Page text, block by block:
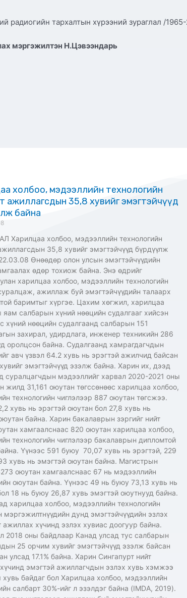
радиогийн тархалтын хүрээний зураглал /
мэргэжилтэн Н.Цэвээндарь
холбоо, мэдээллийн технологийн
ажиллагсдын 35,8 хувийг эмэгтэйчүүд
байна
Харилцаа холбоо, мэдээллийн технологийн
35,8 хувийг эмэгтэйчүүд бүрдүүлж
Өнөөдөр олон улсын эмэгтэйчүүдийн
өдөр тохиож байна. Энэ өдрийг
харилцаа холбоо, мэдээллийн технологийн
ажиллаж буй эмэгтэйчүүдийн талаарх
баримтыг хүргэе. Цахим хөгжил, харилцаа
яам салбарын хүний нөөцийн судалгааг хийсэн
хүний нөөцийн судалгаанд салбарын 151
захирал, удирдлага, инженер техникийн 286
оролцсон байна. Судалгаанд хамрагдагчдын
авч үзвэл 64.2 хувь нь эрэгтэй ажилчид байсан
эмэгтэйчүүд эзэлж байна. Харин их, дээд
суралцагчдын мэдээллийг харвал 2020-2021 оны
жилд 31,161 оюутан төгссөнөөс харилцаа холбоо,
технологийн чиглэлээр 887 оюутан төгсжээ.
хувь нь эрэгтэй оюутан бол 27,8 хувь нь
байна. Харин бакалаврын зэргийг нийт
хамгаалснаас 820 оюутан харилцаа холбоо,
технологийн чиглэлээр бакалаврын дипломтой
Үүнээс 591 буюу 70,07 хувь нь эрэгтэй, 229
хувь нь эмэгтэй оюутан байна. Магистрын
оюутан хамгаалснаас 67 нь мэдээллийн
оюутан байна. Үүнээс 49 нь буюу 73,13 хувь нь
18 нь буюу 26,87 хувь эмэгтэй оюутнууд байна.
харилцаа холбоо, мэдээллийн технологийн
мэргэжилтнүүдийн дунд эмэгтэйчүүдийн эзлэх
ажиллах хүчинд эзлэх хувиас доогуур байна.
2018 оны байдлаар Канад улсад тус салбарын
25 орчим хувийг эмэгтэйчүүд эзэлж байсан
улсад 17.1% байна. Харин Сингапурт нийт
эмэгтэй ажиллагчдын эзлэх хувь хэмжээ
байдаг бол Харилцаа холбоо, мэдээллийн
салбарт 30%-ийг л эзэлдэг байна (IMDA, 2019).